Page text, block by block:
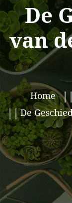
De
van
Home
De